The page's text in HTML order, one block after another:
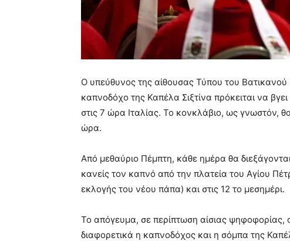
Ο υπεύθυνος της αίθουσας Τύπου του
καπνοδόχο της Καπέλα Σιξτίνα πρόκειται να
στις 7 ώρα Ιταλίας. Το κονκλάβιο, ως γνωστόν,
ώρα.
Από μεθαύριο Πέμπτη, κάθε ημέρα θα
κανείς τον καπνό από την πλατεία του Αγίου
εκλογής του νέου πάπα) και στις 12 το μεσημέρι.
Το απόγευμα, σε περίπτωση αίσιας ψηφοφορίας,
διαφορετικά η καπνοδόχος και η σόμπα της